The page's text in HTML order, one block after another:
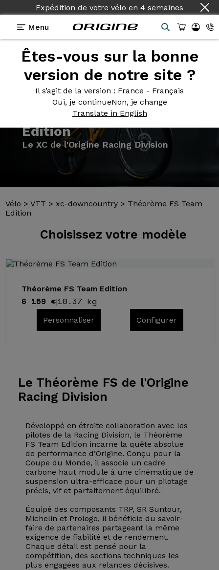
Expédition de votre vélo en 4 semaines
Menu
Êtes-vous sur la bonne
version de notre site ?
Il s’agit de la version : France - Français
Oui, je continueNon, je change
Translate in English
Modèles
Vélo >VTT > xc-downcountry > Théorème FS Team
Edition
Choisissez votre modèle
Théorème FS Team Edition
6 159 €|10.37 kg
Personnaliser Configurer
Le Théorème FS de l'Origine
Racing Division
Développé en étroite collaboration avec les
pilotes de la Racing Division, le Théorème
FS Team Edition incarne la quête absolue
de performance d’Origine. Conçu pour la
Coupe du Monde, il associe un cadre
carbone haut module à une cinématique de
suspension ultra-efficace pour un pilotage
précis, vif et parfaitement équilibré.
Équipé des composants TRP, SR Suntour,
Michelin et Prologo, il bénéficie du savoir-
faire de partenaires partageant la même
exigence de fiabilité et de rendement.
Chaque détail est pensé pour la
compétition, des sections techniques les
plus engagées aux relances décisives.